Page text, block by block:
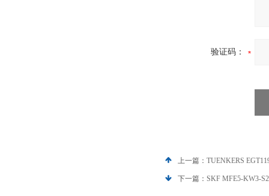
验证码：
上一篇： TUENKERS
下一篇： SKF MFE5-KW3-